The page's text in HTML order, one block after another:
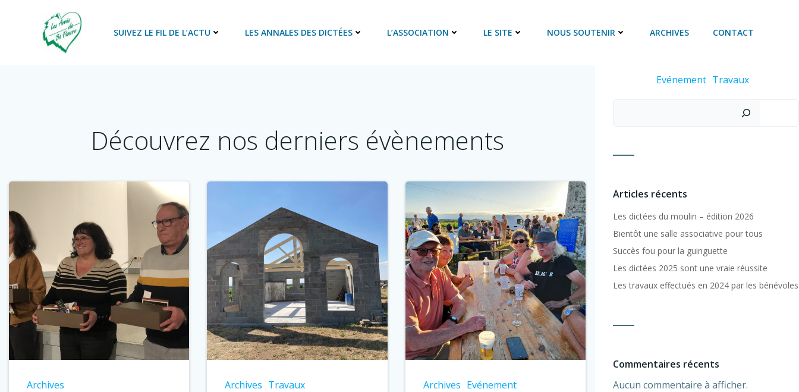
SUIVEZ LE FIL DE L’ACTU LES ANNALES DES DICTÉES L’ASSOCIATION LE SITE NOUS SOUTENIR ARCHIVES CONTACT
Découvrez nos derniers évènements
Archives Archives Travaux Archives Evénement
Evénement Travaux
Articles récents
Les dictées du moulin – édition 2026
Bientôt une salle associative pour tous
Succès fou pour la guinguette
Les dictées 2025 sont une vraie réussite
Les travaux effectués en 2024 par les bénévoles
Commentaires récents
Aucun commentaire à afficher.